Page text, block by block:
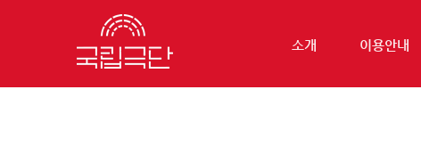
소개 이용안내